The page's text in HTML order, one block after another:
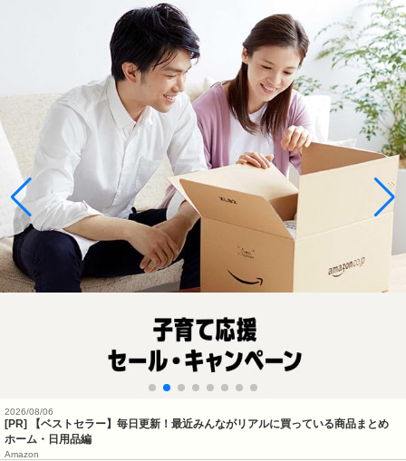
2026/08/06
[PR] 【ベストセラー】毎日更新！最近みんながリアルに買っている商品まとめ
ホーム・日用品編
Amazon